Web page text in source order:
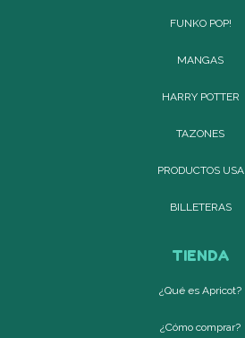
FUNKO POP!
MANGAS
HARRY POTTER
TAZONES
PRODUCTOS USA
BILLETERAS
TIENDA
¿Qué es Apricot?
¿Cómo comprar?